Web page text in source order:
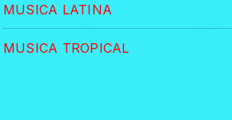
MUSICA LATINA
MUSICA TROPICAL